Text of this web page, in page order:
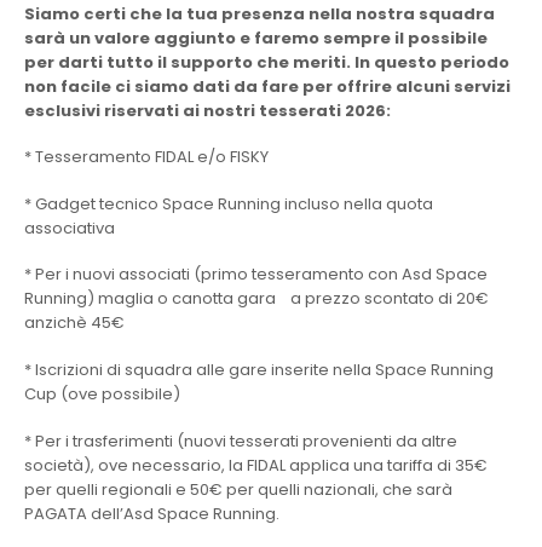
Siamo certi che la tua presenza nella nostra squadra
sarà un valore aggiunto e faremo sempre il possibile
per darti tutto il supporto che meriti. In questo periodo
non facile ci siamo dati da fare per offrire alcuni servizi
esclusivi riservati ai nostri tesserati 2026:
* Tesseramento FIDAL e/o FISKY
* Gadget tecnico Space Running incluso nella quota
associativa
* Per i nuovi associati (primo tesseramento con Asd Space
Running) maglia o canotta gara a prezzo scontato di 20€
anzichè 45€
* Iscrizioni di squadra alle gare inserite nella Space Running
Cup (ove possibile)
* Per i trasferimenti (nuovi tesserati provenienti da altre
società), ove necessario, la FIDAL applica una tariffa di 35€
per quelli regionali e 50€ per quelli nazionali, che sarà
PAGATA dell’Asd Space Running.